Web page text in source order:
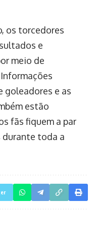
os torcedores
e
meio de
goleadores e as
estão
fãs fiquem a par
durante toda a